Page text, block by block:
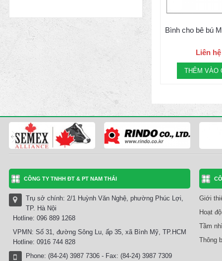
Bình cho bê bú
Liên hệ
THÊM VÀO
CÔNG TY TNHH ĐT & PT NAM THÁI
Trụ sở chính: 2/1 Huỳnh Văn Nghệ, phường Phúc Lợi,
TP. Hà Nội
Hotline: 096 889 1268
VPMN: Số 31, đường Sông Lu, ấp 35, xã Bình Mỹ, TP.HCM
Hotline: 0916 744 828
Phone: (84-24) 3987 7306 - Fax: (84-24) 3987 7309
Giới
Hoạt
Tầm
Thông